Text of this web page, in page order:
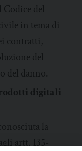
Codice del
in tema di
contratti,
del
del danno.
digitali
la
artt. 135-